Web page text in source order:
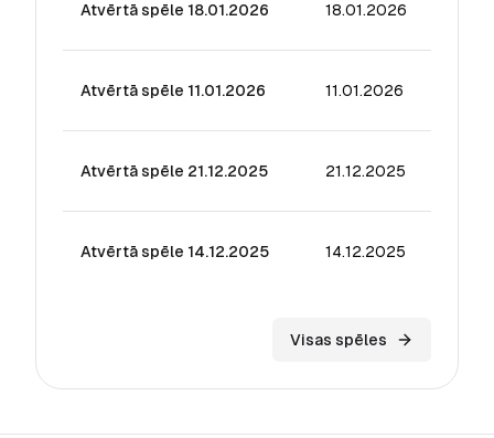
Atvērtā spēle 18.01.2026 18.01.2026
Atvērtā spēle 11.01.2026 11.01.2026
Atvērtā spēle 21.12.2025 21.12.2025
Atvērtā spēle 14.12.2025 14.12.2025
Visas spēles